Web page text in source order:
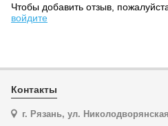
Чтобы добавить отзыв,
войдите
Контакты
г. Рязань, ул.